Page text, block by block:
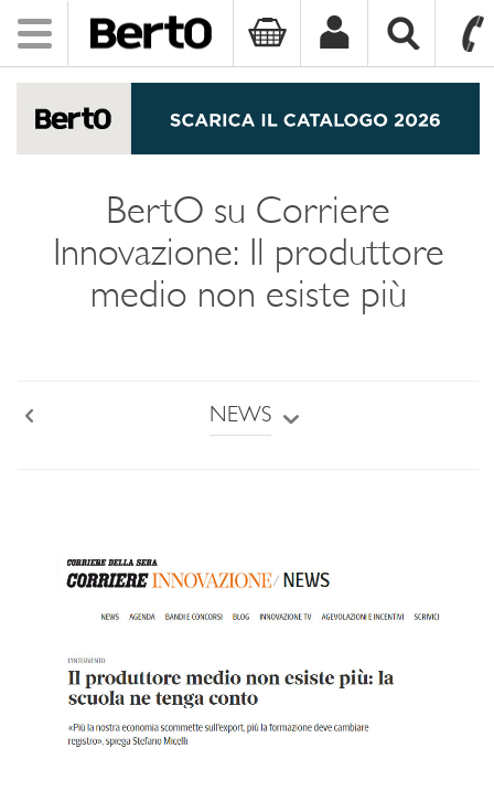
Toggle
navigation
BertO su Corriere
Innovazione: Il produttore
medio non esiste più
NEWS